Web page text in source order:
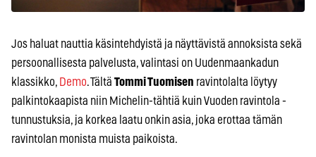
Jos haluat nauttia käsintehdyistä ja näyttävistä annoksista sekä
persoonallisesta palvelusta, valintasi on Uudenmaankadun
klassikko, Demo. Tältä Tommi Tuomisen ravintolalta löytyy
palkintokaapista niin Michelin-tähtiä kuin Vuoden ravintola -
tunnustuksia, ja korkea laatu onkin asia, joka erottaa tämän
ravintolan monista muista paikoista.